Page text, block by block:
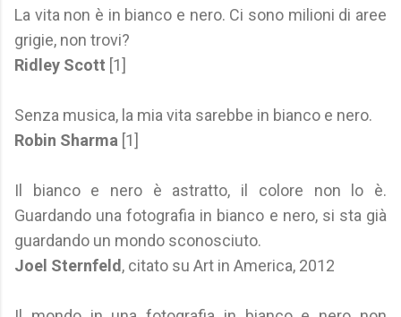
La vita non è in bianco e nero. Ci sono milioni di aree
grigie, non trovi?
Ridley Scott [1]
Senza musica, la mia vita sarebbe in bianco e nero.
Robin Sharma [1]
Il bianco e nero è astratto, il colore non lo è.
Guardando una fotografia in bianco e nero, si sta già
guardando un mondo sconosciuto.
Joel Sternfeld , citato su Art in America, 2012